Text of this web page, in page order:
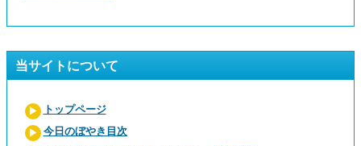
当サイトについて
トップページ
今日のぼやき目次